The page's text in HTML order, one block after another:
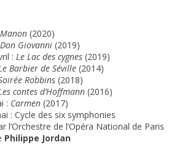
Manon (2020)
Don Giovanni (2019)
:Le Lac des cygnes (2019)
Barbier de Séville (2014)
Robbins (2018)
contes d’Hoffmann (2016)
: Carmen (2017)
: Cycle des six symphonies
l’Orchestre de l’Opéra National de Paris
Philippe Jordan